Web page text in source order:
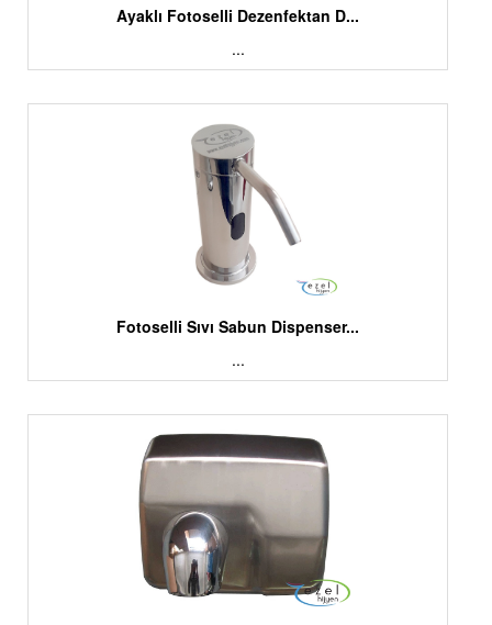
Ayaklı Fotoselli Dezenfektan D...
...
Fotoselli Sıvı Sabun Dispenser...
...